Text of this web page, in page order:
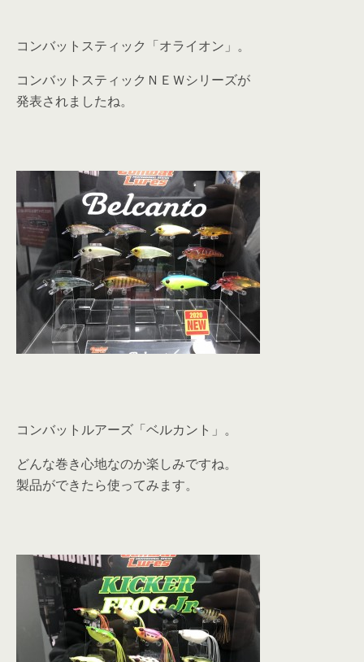
コンバットスティック「オライオン」。
コンバットスティックＮＥＷシリーズが
発表されましたね。
コンバットルアーズ「ベルカント」。
どんな巻き心地なのか楽しみですね。
製品ができたら使ってみます。